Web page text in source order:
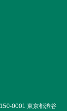
0001 東京都渋谷